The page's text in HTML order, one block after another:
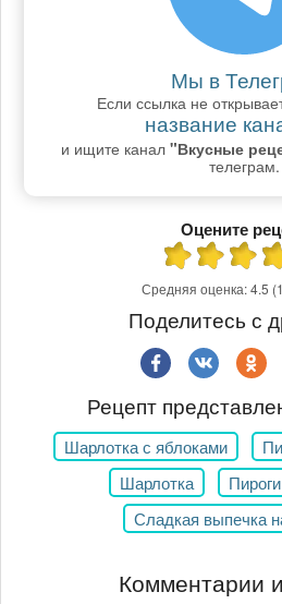
Мы в
Если ссылка не
название
и ищите канал "Вкусные
телеграм.
Оцените
Средняя оценка:4.5
Поделитесь с
Рецепт
Шарлотка с яблоками
Шарлотка
Сладкая выпечка
Комментарии